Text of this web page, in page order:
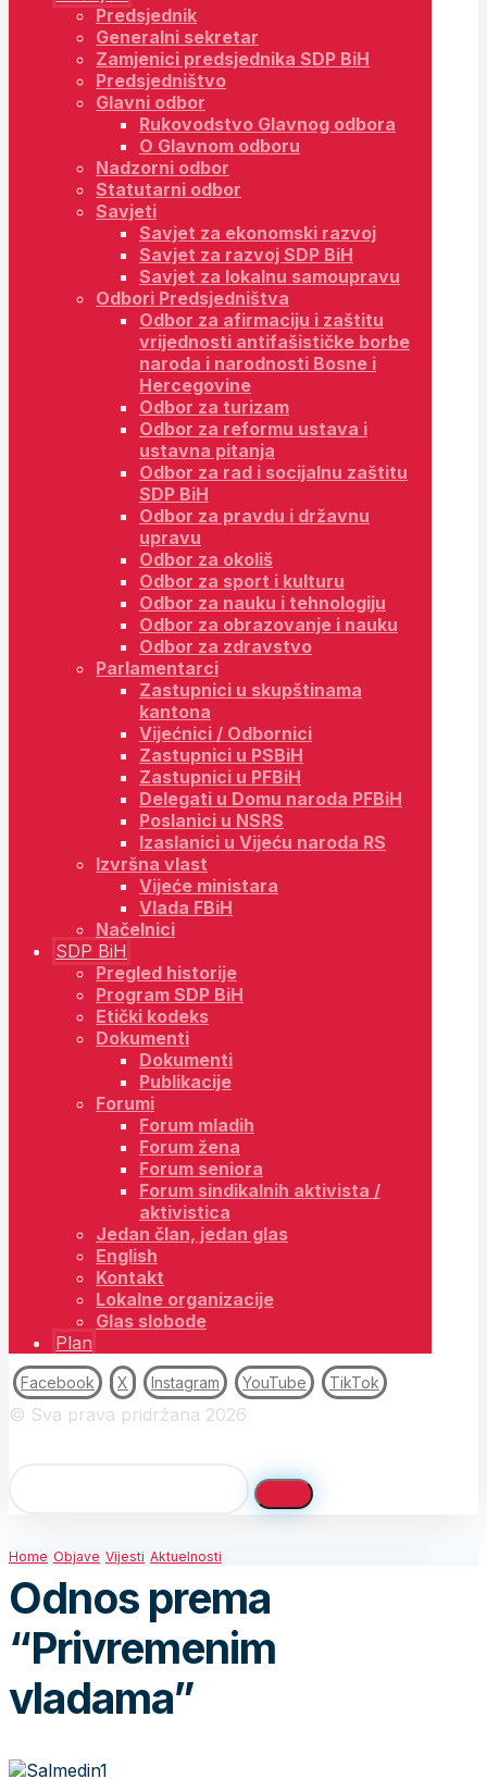
Predsjednik
Generalni sekretar
Zamjenici predsjednika SDP BiH
Predsjedništvo
Glavni odbor
Rukovodstvo Glavnog odbora
O Glavnom odboru
Nadzorni odbor
Statutarni odbor
Savjeti
Savjet za ekonomski razvoj
Savjet za razvoj SDP BiH
Savjet za lokalnu samoupravu
Odbori Predsjedništva
Odbor za afirmaciju i zaštitu
vrijednosti antifašističke borbe
naroda i narodnosti Bosne i
Hercegovine
Odbor za turizam
Odbor za reformu ustava i
ustavna pitanja
Odbor za rad i socijalnu zaštitu
SDP BiH
Odbor za pravdu i državnu
upravu
Odbor za okoliš
Odbor za sport i kulturu
Odbor za nauku i tehnologiju
Odbor za obrazovanje i nauku
Odbor za zdravstvo
Parlamentarci
Zastupnici u skupštinama
kantona
Vijećnici / Odbornici
Zastupnici u PSBiH
Zastupnici u PFBiH
Delegati u Domu naroda PFBiH
Poslanici u NSRS
Izaslanici u Vijeću naroda RS
Izvršna vlast
Vijeće ministara
Vlada FBiH
Načelnici
SDP BiH
Pregled historije
Program SDP BiH
Etički kodeks
Dokumenti
Dokumenti
Publikacije
Forumi
Forum mladih
Forum žena
Forum seniora
Forum sindikalnih aktivista /
aktivistica
Jedan član, jedan glas
English
Kontakt
Lokalne organizacije
Glas slobode
Plan
Facebook X Instagram YouTube TikTok
© Sva prava pridržana 2026
Home Objave Vijesti Aktuelnosti
Odnos prema
“Privremenim
vladama”